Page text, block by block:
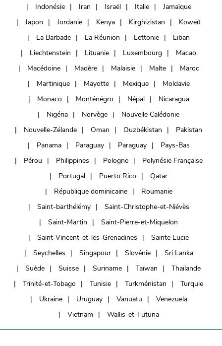
Indonésie
Iran Israël Italie
Jamaïque
Japon
Jordanie Kenya Kirghizistan
Koweït
La Barbade
La Réunion Lettonie
Liban
Liechtenstein
Lituanie Luxembourg
Macao
Macédoine
Madère Malaisie Malte
Maroc
Martinique
Mayotte Mexique
Moldavie
Monaco
Monténégro Népal
Nicaragua
Nigéria
Norvège
Nouvelle Calédonie
Nouvelle-Zélande
Oman Ouzbékistan
Pakistan
Panama
Paraguay Paraguay
Pays-Bas
Pérou
Philippines Pologne
Polynésie Française
Portugal
Puerto Rico
Qatar
République dominicaine
Roumanie
Saint-barthélémy
Saint-Christophe-et-Niévès
Saint-Martin
Saint-Pierre-et-Miquelon
Saint-Vincent-et-les-Grenadines
Sainte Lucie
Seychelles
Singapour Slovénie
Sri Lanka
Suède
Suisse Suriname Taïwan
Thaïlande
Trinité-et-Tobago
Tunisie Turkménistan
Turquie
Ukraine
Uruguay Vanuatu
Venezuela
Vietnam
Wallis-et-Futuna